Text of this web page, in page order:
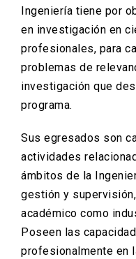
Ingeniería tiene por
en investigación en
profesionales, para
problemas de
investigación que
programa.
Sus egresados son
actividades
ámbitos de la
gestión y
académico como
Poseen las
profesionalmente en